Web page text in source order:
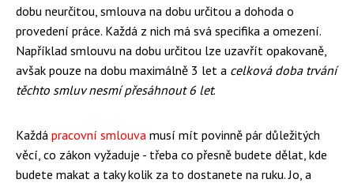
dobu neurčitou, smlouva na dobu určitou a dohoda o
provedení práce. Každá z nich má svá specifika a omezení.
Například smlouvu na dobu určitou lze uzavřít opakovaně,
avšak pouze na dobu maximálně 3 let a celková doba trvání
těchto smluv nesmí přesáhnout 6 let.
Každá pracovní smlouva musí mít povinně pár důležitých
věcí, co zákon vyžaduje - třeba co přesně budete dělat, kde
budete makat a taky kolik za to dostanete na ruku. Jo, a